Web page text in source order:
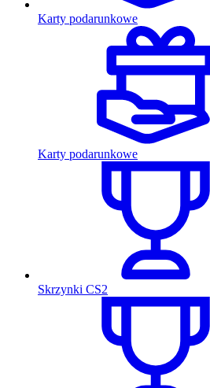
Karty podarunkowe
Karty podarunkowe
Skrzynki CS2